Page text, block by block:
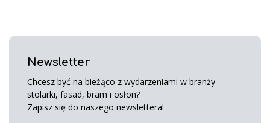
Newsletter
Chcesz być na bieżąco z wydarzeniami w branży
stolarki, fasad, bram i osłon?
Zapisz się do naszego newslettera!